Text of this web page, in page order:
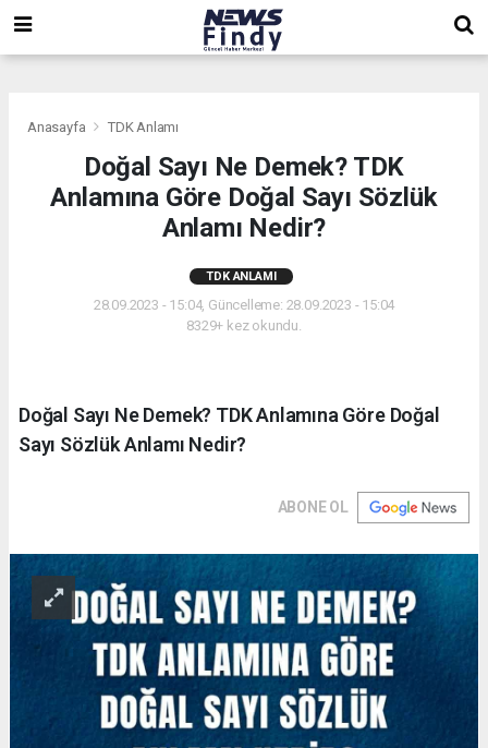
Anasayfa TDK Anlamı
Doğal Sayı Ne Demek? TDK
Anlamına Göre Doğal Sayı Sözlük
Anlamı Nedir?
TDK ANLAMI
28.09.2023 - 15:04, Güncelleme: 28.09.2023 - 15:04
8329+ kez okundu.
Doğal Sayı Ne Demek? TDK Anlamına Göre Doğal
Sayı Sözlük Anlamı Nedir?
ABONE OL